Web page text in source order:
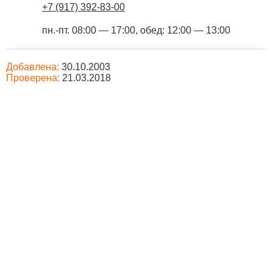
+7 (917) 392-83-00
пн.-пт. 08:00 — 17:00, обед: 12:00 — 13:00
Добавлена: 30.10.2003
Проверена: 21.03.2018